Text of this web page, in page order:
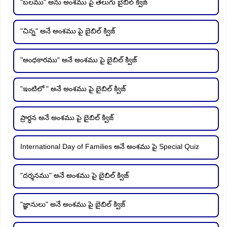
"బలము" అను అంశము పై తెలుగు బైబిల్ క్విజ్
"చిన్న" అనే అంశము పై బైబిల్ క్విజ్
"అంధకారము" అనే అంశము పై బైబిల్ క్విజ్
"ఇంటిలో " అనే అంశము పై బైబిల్ క్విజ్
ప్రార్ధన అనే అంశము పై బైబిల్ క్విజ్
International Day of Families అనే అంశము పై Special Quiz
"దర్శనము" అనే అంశము పై బైబిల్ క్విజ్
"జ్ఞానులు" అనే అంశము పై బైబిల్ క్విజ్